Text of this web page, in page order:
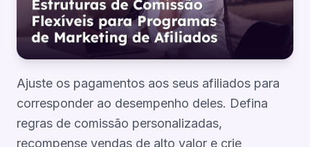
Ajuste os pagamentos aos seus afiliados para
corresponder ao desempenho deles. Defina
regras de comissão personalizadas,
recompense vendas de alto valor e crie